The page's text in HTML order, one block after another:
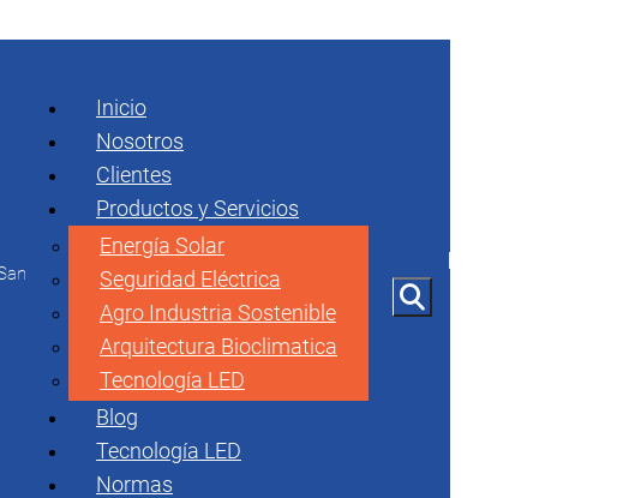
Inicio
Nosotros
Clientes
Productos y Servicios
Energía Solar
Seguridad Eléctrica
Agro Industria Sostenible
Arquitectura Bioclimatica
Tecnología LED
Blog
Tecnología LED
Normas